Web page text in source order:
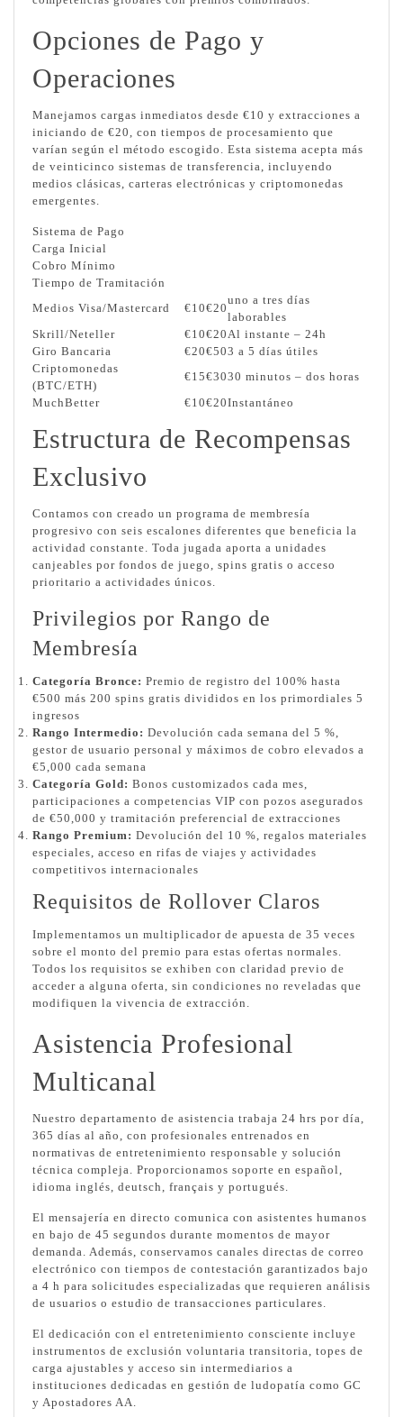
Opciones de Pago y
Operaciones
Manejamos cargas inmediatos desde €10 y extracciones a
iniciando de €20, con tiempos de procesamiento que
varían según el método escogido. Esta sistema acepta más
de veinticinco sistemas de transferencia, incluyendo
medios clásicas, carteras electrónicas y criptomonedas
emergentes.
Sistema de Pago
Carga Inicial
Cobro Mínimo
Tiempo de Tramitación
Medios Visa/Mastercard
€10€20
uno a tres días
laborables
Skrill/Neteller
€10€20Al instante – 24h
Giro Bancaria
€20€503 a 5 días útiles
Criptomonedas
(BTC/ETH)
€15€3030 minutos – dos horas
MuchBetter
€10€20Instantáneo
Estructura de Recompensas
Exclusivo
Contamos con creado un programa de membresía
progresivo con seis escalones diferentes que beneficia la
actividad constante. Toda jugada aporta a unidades
canjeables por fondos de juego, spins gratis o acceso
prioritario a actividades únicos.
Privilegios por Rango de
Membresía
Categoría Bronce: Premio de registro del 100% hasta
€500 más 200 spins gratis divididos en los primordiales 5
ingresos
Rango Intermedio: Devolución cada semana del 5 %,
gestor de usuario personal y máximos de cobro elevados a
€5,000 cada semana
Categoría Gold: Bonos customizados cada mes,
participaciones a competencias VIP con pozos asegurados
de €50,000 y tramitación preferencial de extracciones
Rango Premium: Devolución del 10 %, regalos materiales
especiales, acceso en rifas de viajes y actividades
competitivos internacionales
Requisitos de Rollover Claros
Implementamos un multiplicador de apuesta de 35 veces
sobre el monto del premio para estas ofertas normales.
Todos los requisitos se exhiben con claridad previo de
acceder a alguna oferta, sin condiciones no reveladas que
modifiquen la vivencia de extracción.
Asistencia Profesional
Multicanal
Nuestro departamento de asistencia trabaja 24 hrs por día,
365 días al año, con profesionales entrenados en
normativas de entretenimiento responsable y solución
técnica compleja. Proporcionamos soporte en español,
idioma inglés, deutsch, français y portugués.
El mensajería en directo comunica con asistentes humanos
en bajo de 45 segundos durante momentos de mayor
demanda. Además, conservamos canales directas de correo
electrónico con tiempos de contestación garantizados bajo
a 4 h para solicitudes especializadas que requieren análisis
de usuarios o estudio de transacciones particulares.
El dedicación con el entretenimiento consciente incluye
instrumentos de exclusión voluntaria transitoria, topes de
carga ajustables y acceso sin intermediarios a
instituciones dedicadas en gestión de ludopatía como GC
y Apostadores AA.